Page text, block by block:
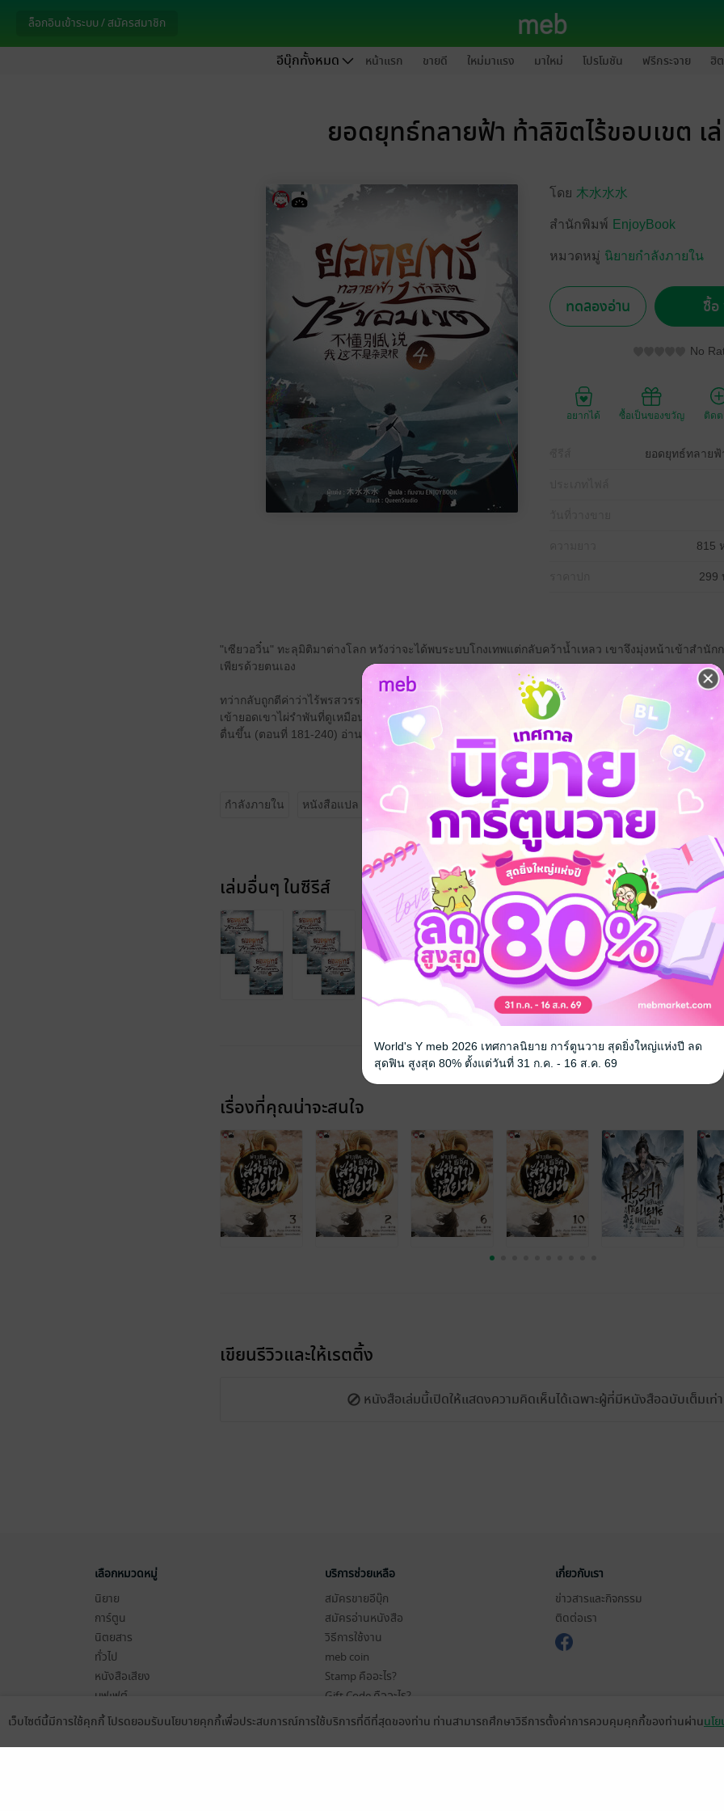
ล็อกอินเข้าระบบ / สมัครสมาชิก
อีบุ๊กทั้งหมด หน้าแรก ขายดี ใหม่มาแรง มาใหม่ โปรโมชัน ฟรีกระจาย ฮิ
ยอดยุทธ์ทลายฟ้า ท้าลิขิตไร้ขอบเขต เ
โดย 木水水水
สำนักพิมพ์ EnjoyBook
หมวดหมู่ นิยายกำลังภายใน
ทดลองอ่าน ซื้อ
No
อยากได้ ซื้อเป็นของขวัญ ติด
ยอดยุทธ์ทลาย
815
299
"เซียวอวิ๋น" ทะลุมิติมาต่างโลก หวังว่าจะได้พบระบบโกงเทพแต่กลับคว้าน้ำเหลว เขาจึงมุ่งหน้าเข้าสำ
เพียรด้วยตนเอง
ทว่ากลับถูกตีค่าว่าไร้พรสวรรค์เพราะมีเพียงรากวิญญาณผสม จึงถูกเมินแม้กระทั่งตำแหน่งศิษย์รับใช้ ด้วย
เข้ายอดเขาไผ่รำพันที่ดูเหมือนจะถูกลืม และเริ่มต้นการบำเพ็ญเพียรอย่างงุนงง โดยไม่รู้เลยว่าพรสวรรค์ที่
ตื่นขึ้น (ตอนที่ 181-240) อ่านก่อนใครได้ที่ enjoybook.co
กำลังภายใน หนังสือแปล นิยายจีนแปล
เล่มอื่นๆ ในซีรีส์
เรื่องที่คุณน่าจะสนใจ
เขียนรีวิวและให้เรตติ้ง
หนังสือเล่มนี้เปิดให้แสดงความคิดเห็นได้เฉพาะผู้ที่มีหนังสือฉบับเต็มเท่
เลือกหมวดหมู่
นิยาย
การ์ตูน
นิตยสาร
ทั่วไป
หนังสือเสียง
บุฟเฟต์
บริการช่วยเหลือ
สมัครขายอีบุ๊ก
สมัครอ่านหนังสือ
วิธีการใช้งาน
meb coin
Stamp คืออะไร?
Gift Code คืออะไร?
เงื่อนไขในการใช้บริการ
เกี่ยวกับเรา
ข่าวสารและกิจกรรม
ติดต่อเรา
เว็บไซต์นี้มีการใช้คุกกี้ โปรดยอมรับนโยบายคุกกี้เพื่อประสบการณ์การใช้บริการที่ดีที่สุดของท่าน ท่านสามารถศึกษาวิธีการตั้งค่าการควบคุมคุกกี้ของท่านผ่านนโ
World's Y meb 2026 เทศกาลนิยาย การ์ตูนวาย สุดยิ่งใหญ่แห่งปี ลด
สุดฟิน สูงสุด 80% ตั้งแต่วันที่ 31 ก.ค. - 16 ส.ค. 69